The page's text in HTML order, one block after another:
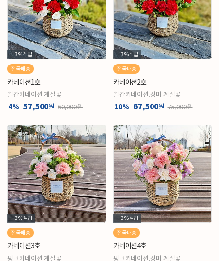
3%적립
전국배송
카네이션1호
빨간카네이션 계절꽃
4% 57,500원 60,000원
3%적립
전국배송
카네이션2호
빨간카네이션.장미 계절꽃
10% 67,500원 75,000원
3%적립
전국배송
카네이션3호
핑크카네이션 계절꽃
3%적립
전국배송
카네이션4호
핑크카네이션.장미 계절꽃